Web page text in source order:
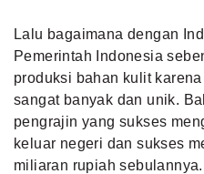
Lalu bagaimana dengan
Pemerintah Indonesia
produksi bahan kulit
sangat banyak dan unik.
pengrajin yang sukses
keluar negeri dan sukses
miliaran rupiah sebulannya.